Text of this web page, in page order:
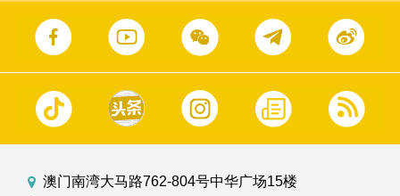
澳门南湾大马路762-804号中华广场15楼